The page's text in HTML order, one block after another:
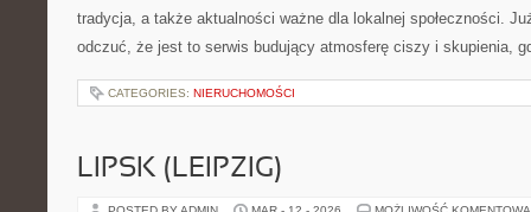
tradycja, a także aktualności ważne dla lokalnej społeczności.
odczuć, że jest to serwis budujący atmosferę ciszy i skupienia,
CATEGORIES: NIERUCHOMOŚCI
LIPSK (LEIPZIG)